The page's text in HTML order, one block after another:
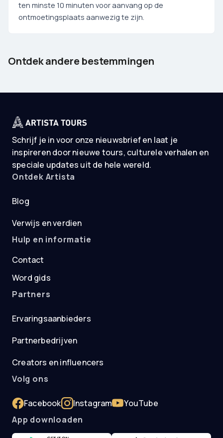
ten minste 10 minuten voor aanvang op de
ontmoetingsplaats aanwezig te zijn.
Ontdek andere bestemmingen
Barcelona
Spain
Tenerife
Spain
Schrijf je in voor onze nieuwsbrief en laat je
inspireren door nieuwe tours, culturele verhalen en
speciale updates uit de hele wereld.
Ontdek Artista
Blog
Verwijs en verdien
Hulp en informatie
Contact
Word gids
Partners
Ervaringsaanbieders
Partnerbedrijven
Creators en influencers
Volg ons
Facebook Instagram
YouTube
App downloaden